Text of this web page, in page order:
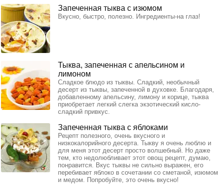
Запеченная тыква с изюмом
Вкусно, быстро, полезно. Ингредиенты-на глаз!
Тыква, запеченная с апельсином и
лимоном
Сладкое блюдо из тыквы. Сладкий, необычный
десерт из тыквы, запеченной в духовке. Благодаря,
добавленному апельсину, лимону и корице, тыква
приобретает легкий слегка экзотический кисло-
сладкий привкус.
Запеченная тыква с яблоками
Рецепт полезного, очень вкусного и
низкокалорийного десерта. Тыкву я очень люблю и
для меня этот десерт просто волшебный. Но даже
тем, кто недолюбливает этот овощ рецепт, думаю,
понравится. Вкус тыквы не сильно выражен, его
перебивает яблоко в сочетании со сметаной, изюмом
и медом. Попробуйте, это очень вкусно!